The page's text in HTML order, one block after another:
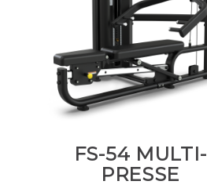
FS-54 MULTI-
PRESSE